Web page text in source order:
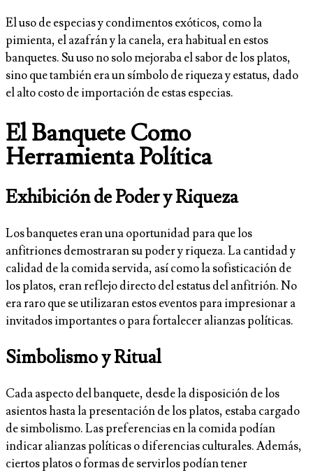
El uso de especias y condimentos exóticos, como la
pimienta, el azafrán y la canela, era habitual en estos
banquetes. Su uso no solo mejoraba el sabor de los platos,
sino que también era un símbolo de riqueza y estatus, dado
el alto costo de importación de estas especias.
El Banquete Como
Herramienta Política
Exhibición de Poder y Riqueza
Los banquetes eran una oportunidad para que los
anfitriones demostraran su poder y riqueza. La cantidad y
calidad de la comida servida, así como la sofisticación de
los platos, eran reflejo directo del estatus del anfitrión. No
era raro que se utilizaran estos eventos para impresionar a
invitados importantes o para fortalecer alianzas políticas.
Simbolismo y Ritual
Cada aspecto del banquete, desde la disposición de los
asientos hasta la presentación de los platos, estaba cargado
de simbolismo. Las preferencias en la comida podían
indicar alianzas políticas o diferencias culturales. Además,
ciertos platos o formas de servirlos podían tener